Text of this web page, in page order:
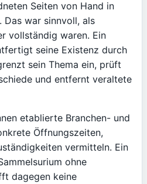
Seiten von Hand in
Das war sinnvoll, als
vollständig waren. Ein
seine Existenz durch
sein Thema ein, prüft
und entfernt veraltete
etablierte Branchen- und
Öffnungszeiten,
vermitteln. Ein
ohne
dagegen keine